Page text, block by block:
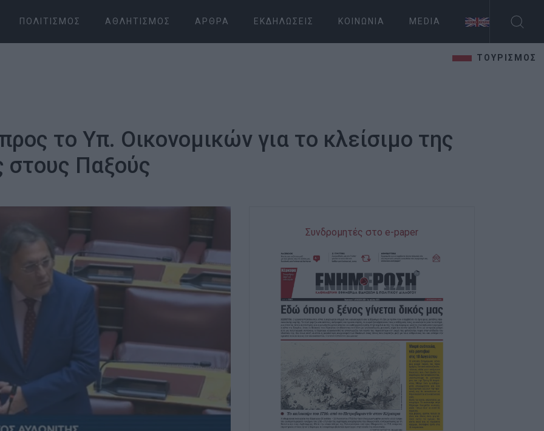
ΠΟΛΙΤΙΣΜΌΣ ΑΘΛΗΤΙΣΜΌΣ ΆΡΘΡΑ ΕΚΔΗΛΏΣΕΙΣ ΚΟΙΝΩΝΊΑ MEDIA
ΤΟΥΡΙΣΜΟΣ
το Υπ. Οικονομικών για το κλείσιμο της
στους Παξούς
Συνδρομητές στο e-paper